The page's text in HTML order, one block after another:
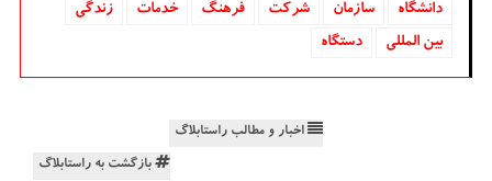
دانشگاه‌ سازمان شركت فرهنگ خدمات
زندگی
بین المللی
دستگاه
اخبار و مطالب راستابلاگ
بازگشت به راستابلاگ